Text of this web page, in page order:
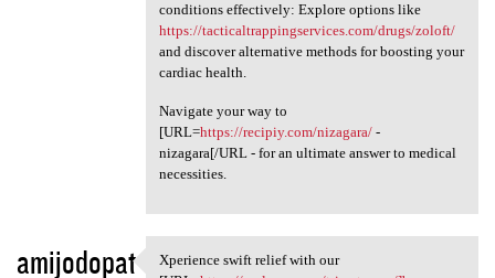
conditions effectively: Explore options like
https://tacticaltrappingservices.com/drugs/zoloft/
and discover alternative methods for boosting your
cardiac health.
Navigate your way to
[URL=https://recipiy.com/nizagara/-
nizagara[/URL - for an ultimate answer to medical
necessities.
amijodopat
Xperience swift relief with our